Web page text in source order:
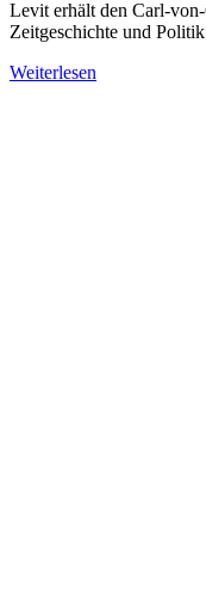
Levit erhält den Carl-
Zeitgeschichte und
Weiterlesen